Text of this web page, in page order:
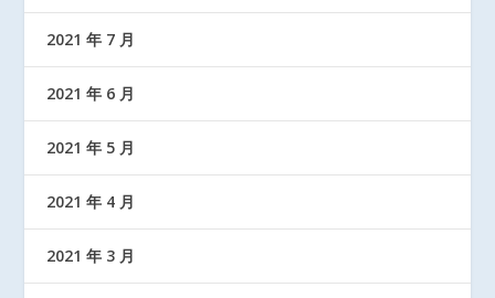
2021 年 7 月
2021 年 6 月
2021 年 5 月
2021 年 4 月
2021 年 3 月